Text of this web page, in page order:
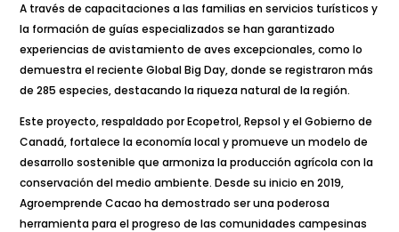
A través de capacitaciones a las familias en servicios turísticos y
la formación de guías especializados se han garantizado
experiencias de avistamiento de aves excepcionales, como lo
demuestra el reciente Global Big Day, donde se registraron más
de 285 especies, destacando la riqueza natural de la región.
Este proyecto, respaldado por Ecopetrol, Repsol y el Gobierno de
Canadá, fortalece la economía local y promueve un modelo de
desarrollo sostenible que armoniza la producción agrícola con la
conservación del medio ambiente. Desde su inicio en 2019,
Agroemprende Cacao ha demostrado ser una poderosa
herramienta para el progreso de las comunidades campesinas